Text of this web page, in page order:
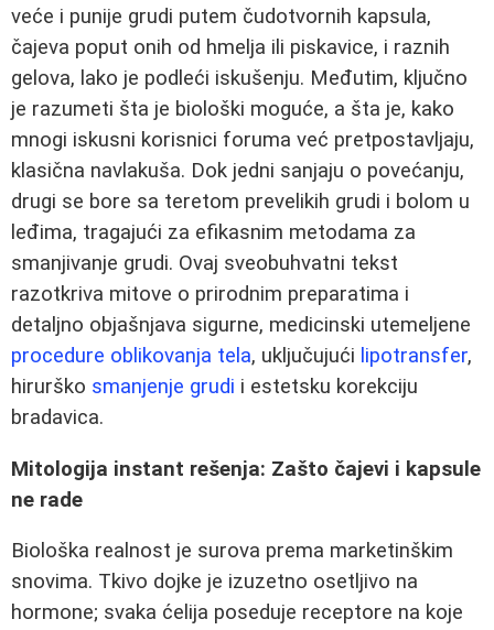
veće i punije grudi putem čudotvornih kapsula,
čajeva poput onih od hmelja ili piskavice, i raznih
gelova, lako je podleći iskušenju. Međutim, ključno
je razumeti šta je biološki moguće, a šta je, kako
mnogi iskusni korisnici foruma već pretpostavljaju,
klasična navlakuša. Dok jedni sanjaju o povećanju,
drugi se bore sa teretom prevelikih grudi i bolom u
leđima, tragajući za efikasnim metodama za
smanjivanje grudi. Ovaj sveobuhvatni tekst
razotkriva mitove o prirodnim preparatima i
detaljno objašnjava sigurne, medicinski utemeljene
procedure oblikovanja tela, uključujući lipotransfer,
hirurško smanjenje grudi i estetsku korekciju
bradavica.
Mitologija instant rešenja: Zašto čajevi i kapsule
ne rade
Biološka realnost je surova prema marketinškim
snovima. Tkivo dojke je izuzetno osetljivo na
hormone; svaka ćelija poseduje receptore na koje